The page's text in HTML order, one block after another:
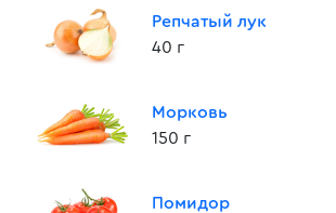
Репчатый лук
40 г
Морковь
150 г
Помидор